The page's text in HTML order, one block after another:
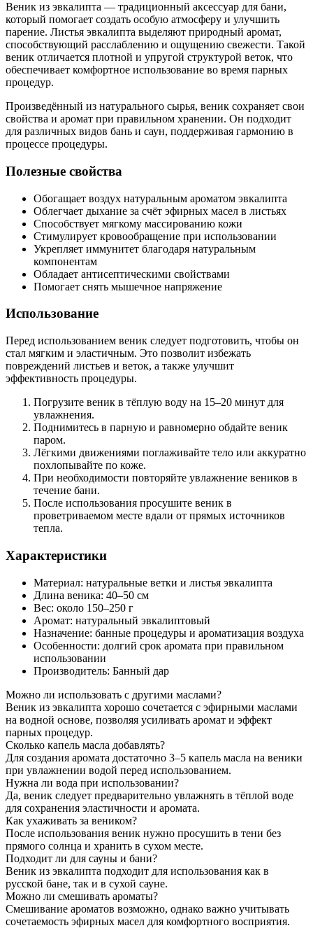
Веник из эвкалипта — традиционный аксессуар для бани,
который помогает создать особую атмосферу и улучшить
парение. Листья эвкалипта выделяют природный аромат,
способствующий расслаблению и ощущению свежести. Такой
веник отличается плотной и упругой структурой веток, что
обеспечивает комфортное использование во время парных
процедур.
Произведённый из натурального сырья, веник сохраняет свои
свойства и аромат при правильном хранении. Он подходит
для различных видов бань и саун, поддерживая гармонию в
процессе процедуры.
Полезные свойства
Обогащает воздух натуральным ароматом эвкалипта
Облегчает дыхание за счёт эфирных масел в листьях
Способствует мягкому массированию кожи
Стимулирует кровообращение при использовании
Укрепляет иммунитет благодаря натуральным
компонентам
Обладает антисептическими свойствами
Помогает снять мышечное напряжение
Использование
Перед использованием веник следует подготовить, чтобы он
стал мягким и эластичным. Это позволит избежать
повреждений листьев и веток, а также улучшит
эффективность процедуры.
Погрузите веник в тёплую воду на 15–20 минут для
увлажнения.
Поднимитесь в парную и равномерно обдайте веник
паром.
Лёгкими движениями поглаживайте тело или аккуратно
похлопывайте по коже.
При необходимости повторяйте увлажнение веников в
течение бани.
После использования просушите веник в
проветриваемом месте вдали от прямых источников
тепла.
Характеристики
Материал: натуральные ветки и листья эвкалипта
Длина веника: 40–50 см
Вес: около 150–250 г
Аромат: натуральный эвкалиптовый
Назначение: банные процедуры и ароматизация воздуха
Особенности: долгий срок аромата при правильном
использовании
Производитель: Банный дар
Можно ли использовать с другими маслами?
Веник из эвкалипта хорошо сочетается с эфирными маслами
на водной основе, позволяя усиливать аромат и эффект
парных процедур.
Сколько капель масла добавлять?
Для создания аромата достаточно 3–5 капель масла на веники
при увлажнении водой перед использованием.
Нужна ли вода при использовании?
Да, веник следует предварительно увлажнять в тёплой воде
для сохранения эластичности и аромата.
Как ухаживать за веником?
После использования веник нужно просушить в тени без
прямого солнца и хранить в сухом месте.
Подходит ли для сауны и бани?
Веник из эвкалипта подходит для использования как в
русской бане, так и в сухой сауне.
Можно ли смешивать ароматы?
Смешивание ароматов возможно, однако важно учитывать
сочетаемость эфирных масел для комфортного восприятия.